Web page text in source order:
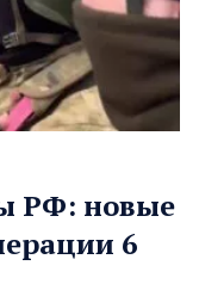
РФ: новые
6